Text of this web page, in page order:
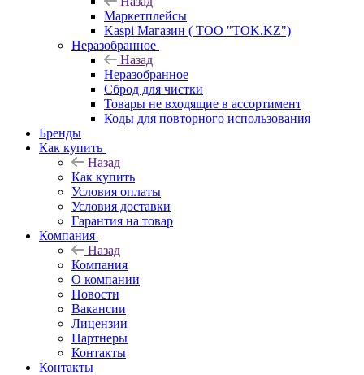
Маркетплейсы
Kaspi Магазин ( ТОО "TOK.KZ")
Неразобранное
Назад
Неразобранное
Сброд для чистки
Товары не входящие в ассортимент
Коды для повторного использования
Бренды
Как купить
Назад
Как купить
Условия оплаты
Условия доставки
Гарантия на товар
Компания
Назад
Компания
О компании
Новости
Вакансии
Лицензии
Партнеры
Контакты
Контакты